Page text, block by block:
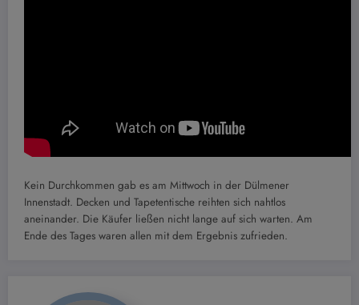
Kein Durchkommen gab es am Mittwoch in der Dülmener
Innenstadt. Decken und Tapetentische reihten sich nahtlos
aneinander. Die Käufer ließen nicht lange auf sich warten. Am
Ende des Tages waren allen mit dem Ergebnis zufrieden.